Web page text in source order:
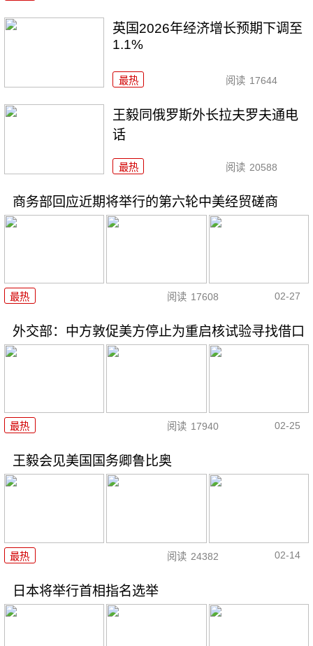
英国2026年经济增长预期下调至
1.1%
最热 阅读 17644
王毅同俄罗斯外长拉夫罗夫通电
话
最热 阅读 20588
商务部回应近期将举行的第六轮中美经贸磋商
最热 阅读 17608 02-27
外交部：中方敦促美方停止为重启核试验寻找借口
最热 阅读 17940 02-25
王毅会见美国国务卿鲁比奥
最热 阅读 24382 02-14
日本将举行首相指名选举